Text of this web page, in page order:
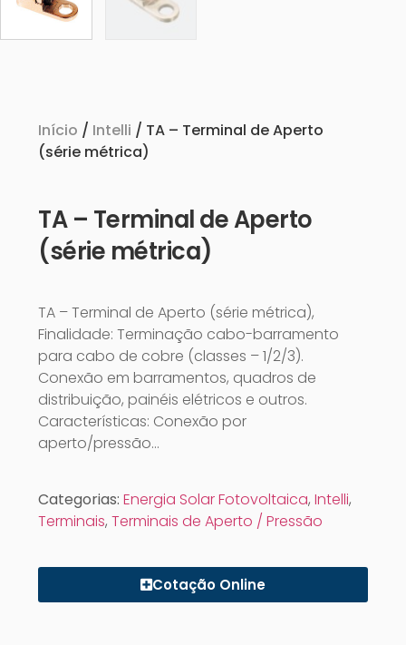
Início / Intelli / TA – Terminal de Aperto
(série métrica)
TA – Terminal de Aperto
(série métrica)
TA – Terminal de Aperto (série métrica),
Finalidade: Terminação cabo-barramento
para cabo de cobre (classes – 1/2/3).
Conexão em barramentos, quadros de
distribuição, painéis elétricos e outros.
Características: Conexão por
aperto/pressão…
Categorias: Energia Solar Fotovoltaica, Intelli,
Terminais, Terminais de Aperto / Pressão
Cotação Online